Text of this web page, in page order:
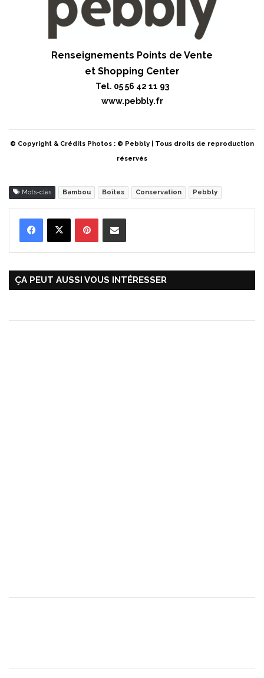
Renseignements Points de Vente
et Shopping Center
Tel. 05 56 42 11 93
www.pebbly.fr
© Copyright & Crédits Photos : © Pebbly | Tous droits de reproduction
réservés
Mots-clés Bambou Boîtes Conservation Pebbly
ÇA PEUT AUSSI VOUS INTÉRESSER